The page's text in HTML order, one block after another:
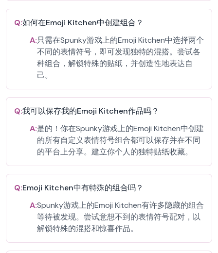
Q:如何在Emoji Kitchen中创建组合？
A:只需在Spunky游戏上的Emoji Kitchen中选择两个
不同的表情符号，即可发现独特的混搭。尝试各
种组合，解锁特殊的贴纸，并创造性地表达自
己。
Q:我可以保存我的Emoji Kitchen作品吗？
A:是的！你在Spunky游戏上的Emoji Kitchen中创建
的所有自定义表情符号组合都可以保存并在不同
的平台上分享。建立你个人的独特贴纸收藏。
Q:Emoji Kitchen中有特殊的组合吗？
A:Spunky游戏上的Emoji Kitchen有许多隐藏的组合
等待被发现。尝试意想不到的表情符号配对，以
解锁特殊的混搭和惊喜作品。